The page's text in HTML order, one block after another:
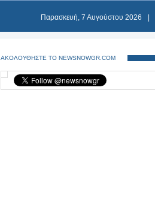
Παρασκευή, 7 Αυγούστου 2026
ΑΚΟΛΟΥΘΗΣΤΕ ΤΟ NEWSNOWGR.COM